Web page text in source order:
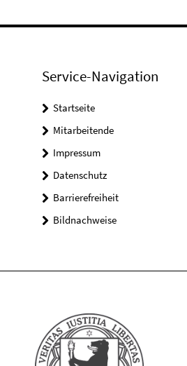
Service-Navigation
Startseite
Mitarbeitende
Impressum
Datenschutz
Barrierefreiheit
Bildnachweise